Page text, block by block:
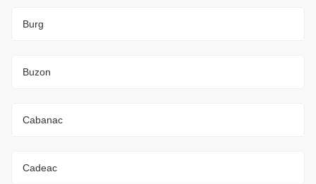
Burg
Buzon
Cabanac
Cadeac